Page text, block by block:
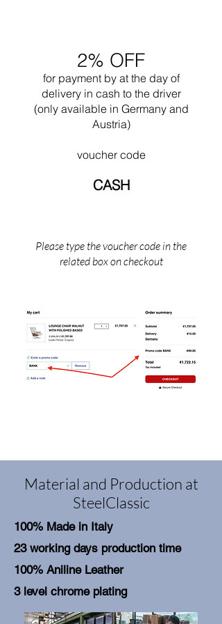
includeva la progettazione di tutti gli edifici
pubblici per questa città. Nel 1965 morì
mentre nuotava vicino al suo Cabanon a Saint
Martin (il sud della Francia).
2% OFF
for payment by at the day of
delivery in cash to the driver
(only available in Germany and
Austria)
voucher code
CASH
Please type the voucher code in the
related box on checkout
Material and Production at
SteelClassic
100% Made in Italy
23 working days production time
100% Aniline Leather
3 level chrome plating